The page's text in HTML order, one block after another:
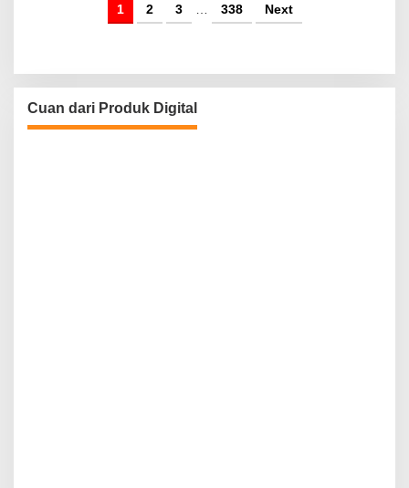
1 2 3 338 Next
Cuan dari Produk Digital